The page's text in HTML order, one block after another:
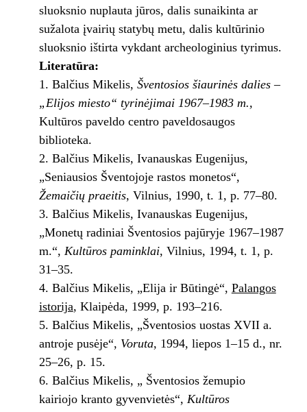
sluoksnio nuplauta jūros, dalis sunaikinta ar
sužalota įvairių statybų metu, dalis kultūrinio
sluoksnio ištirta vykdant archeologinius tyrimus.
Literatūra:
Balčius Mikelis, Šventosios šiaurinės dalies –
„Elijos miesto“ tyrinėjimai 1967–1983 m.,
Kultūros paveldo centro paveldosaugos
biblioteka.
Balčius Mikelis, Ivanauskas Eugenijus,
„Seniausios Šventojoje rastos monetos“,
Žemaičių praeitis, Vilnius, 1990, t. 1, p. 77–80.
Balčius Mikelis, Ivanauskas Eugenijus,
„Monetų radiniai Šventosios pajūryje 1967–1987
m.“, Kultūros paminklai, Vilnius, 1994, t. 1, p.
31–35.
Balčius Mikelis, „Elija ir Būtingė“, Palangos
istorija, Klaipėda, 1999, p. 193–216.
Balčius Mikelis, „Šventosios uostas XVII a.
antroje pusėje“, Voruta, 1994, liepos 1–15 d., nr.
25–26, p. 15.
Balčius Mikelis, „ Šventosios žemupio
kairiojo kranto gyvenvietės“, Kultūros